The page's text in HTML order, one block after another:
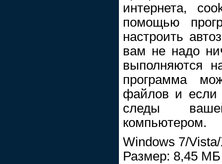
интернета,
помощью
настроить
вам не надо
выполняются
программа
файлов и если
следы
компьютером.
Windows 7/
Размер: 8,45 МБ